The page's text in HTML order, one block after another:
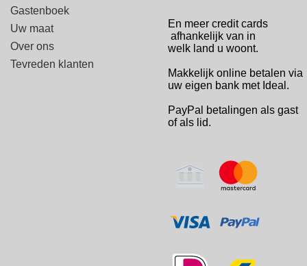
Gastenboek
Uw maat
Over ons
Tevreden klanten
En meer credit cards
afhankelijk van in
welk land u woont.
Makkelijk online betalen via
uw eigen bank met Ideal.
PayPal betalingen als gast
of als lid.